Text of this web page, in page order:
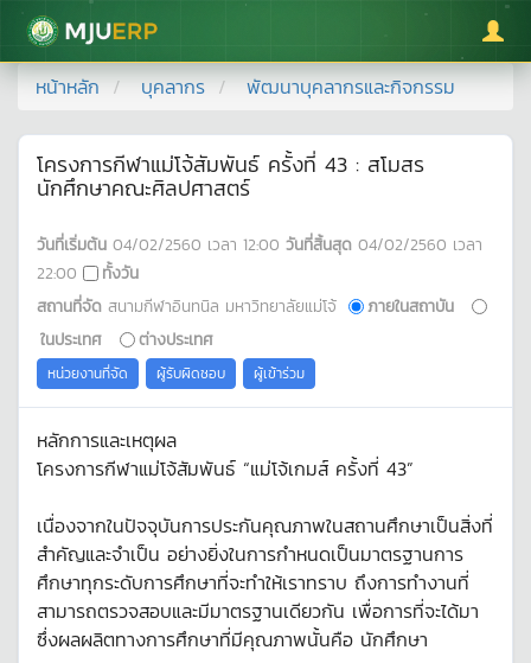
มหาวิทยาลัยแม่โจ้
หน้าหลัก บุคลากร พัฒนาบุคลากรและกิจกรรม
โครงการกีฬาแม่โจ้สัมพันธ์ ครั้งที่ 43 : สโมสร
นักศึกษาคณะศิลปศาสตร์
วันที่เริ่มต้น 04/02/2560 เวลา 12:00 วันที่สิ้นสุด 04/02/2560 เวลา
22:00
ทั้งวัน
สถานที่จัด สนามกีฬาอินทนิล มหาวิทยาลัยแม่โจ้
ภายในสถาบัน
ในประเทศ
ต่างประเทศ
หน่วยงานที่จัด ผู้รับผิดชอบ ผู้เข้าร่วม
หลักการและเหตุผล
โครงการกีฬาแม่โจ้สัมพันธ์ “แม่โจ้เกมส์ ครั้งที่ 43”
เนื่องจากในปัจจุบันการประกันคุณภาพในสถานศึกษาเป็นสิ่งที่
สำคัญและจำเป็น อย่างยิ่งในการกำหนดเป็นมาตรฐานการ
ศึกษาทุกระดับการศึกษาที่จะทำให้เราทราบ ถึงการทำงานที่
สามารถตรวจสอบและมีมาตรฐานเดียวกัน เพื่อการที่จะได้มา
ซึ่งผลผลิตทางการศึกษาที่มีคุณภาพนั้นคือ นักศึกษา